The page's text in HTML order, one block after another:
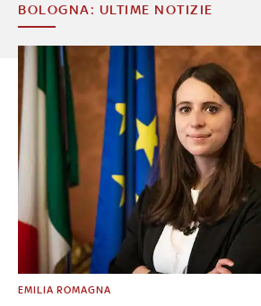
BOLOGNA: ULTIME NOTIZIE
EMILIA ROMAGNA